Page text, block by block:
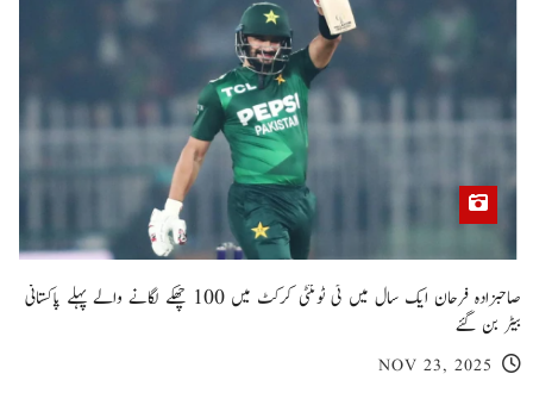
صاحبزادہ فرحان ایک سال میں ٹی ٹوئنٹی کرکٹ میں 100 چھکے لگانے والے پہلے پاکستانی
بیٹر بن گئے
NOV 23, 2025